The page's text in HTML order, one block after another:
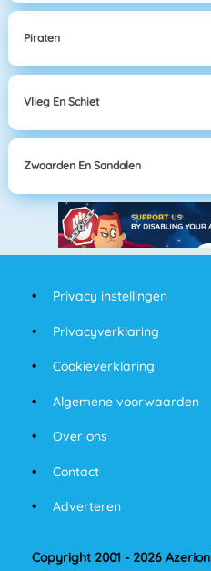
Piraten
Vlieg En Schiet
Zwaarden En Sandalen
Privacy instellingen
Privacyverklaring
Cookieverklaring
Algemene voorwaarden
Over ons
Contact
Adverteren
Copyright 2001 - 2026 Azerion